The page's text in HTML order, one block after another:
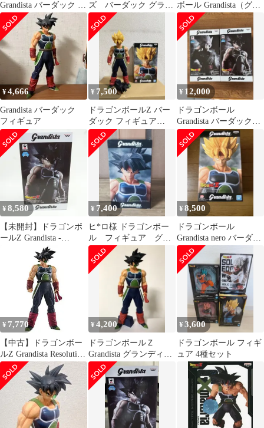
Grandista バーダック フ
ィギュア
ズ バーダック グラン
ディスタ
ボール Grandista（グラ
ンディスタ） バーダッ
ク マンガバージョン
¥4,666
Grandista バーダック
フィギュア
¥ 7,500
ドラゴンボールZ バー
ダック フィギュア
Grandista
¥ 12,000
ドラゴンボール
Grandista バーダック
ロゼ 2体セット
¥8,580
【未開封】ドラゴンボ
ールZ Grandista -
Resolution of Soldiers-
バーダック フィギュア
¥ 7,400
ヒ*ロ様 ドラゴンボー
ル フィギュア グラ
ンディスタネロ 超サ
イヤ人バーダック
¥8,500
ドラゴンボール
Grandista nero バーダッ
ク
¥ 7,770
【中古】ドラゴンボー
ルZ Grandista Resolution
of Soldiers BARDUCK
(バーダック )
¥4,200
ドラゴンボールＺ
Grandista グランディス
タ バーダック フィギ
ュア
¥3,600
ドラゴンボール フィギ
ュア 4種セット